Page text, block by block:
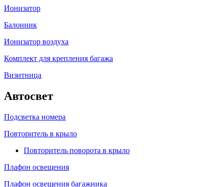
Ионизатор
Балонник
Ионизатор воздуха
Комплект для крепления багажа
Визитница
Автосвет
Подсветка номера
Повторитель в крыло
Повторитель поворота в крыло
Плафон освещения
Плафон освещения багажника